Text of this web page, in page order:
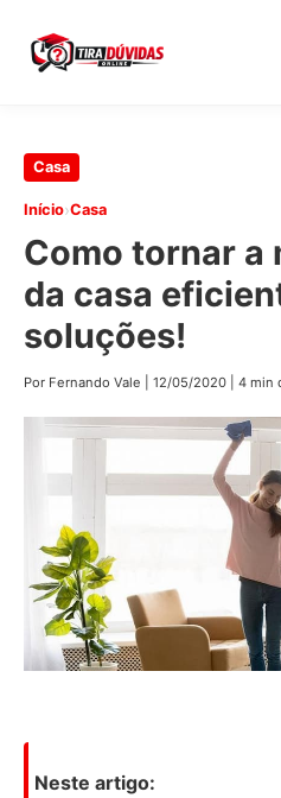
Pular
conteúdo
principal
Casa
Início›Casa
Como tornar a
da casa
soluções!
Por Fernando Vale 12/05/2020 4 min
Neste artigo: